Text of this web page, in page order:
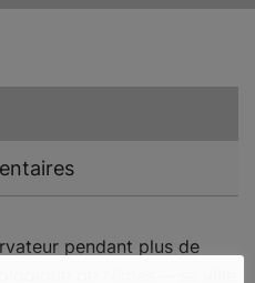
pendant plus de